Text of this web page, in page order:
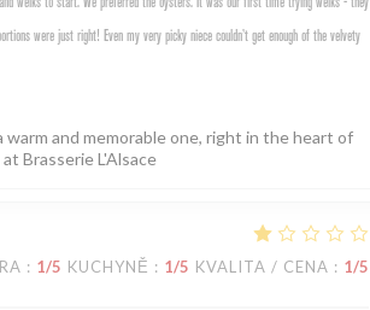
were just right! Even my very picky niece couldn’t get enough of the velvety
and memorable one, right in the heart of
Brasserie L'Alsace
: 1/5 KUCHYNĚ : 1/5 KVALITA / CENA : 1/5